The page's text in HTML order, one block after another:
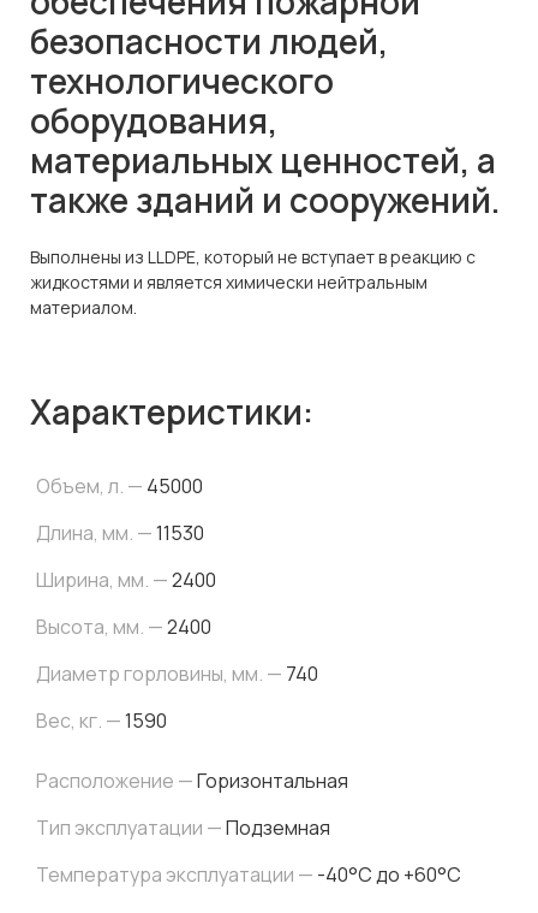
безопасности людей,
технологического
оборудования,
материальных ценностей, а
также зданий и сооружений.
Выполнены из LLDPE, который не вступает в реакцию с
жидкостями и является химически нейтральным
материалом.
Характеристики:
Объем, л. — 45000
Длина, мм. —11530
Ширина, мм. —2400
Высота, мм. —2400
Диаметр горловины, мм. — 740
Вес, кг. —1590
Расположение —Горизонтальная
Тип эксплуатации —Подземная
Температура эксплуатации — -40°C до +60°C